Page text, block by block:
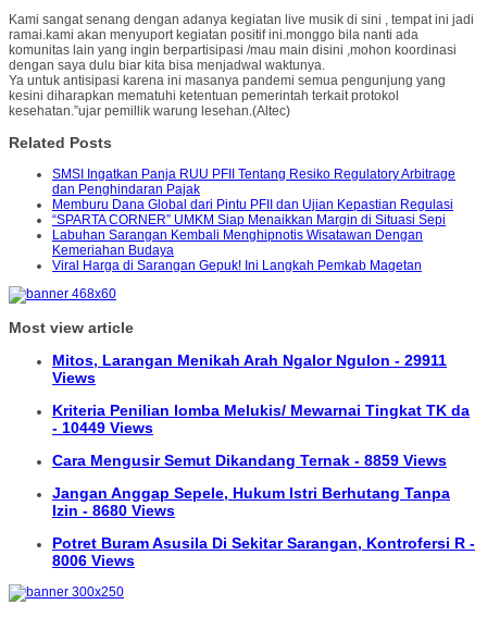
Kami sangat senang dengan adanya kegiatan live musik di sini , tempat ini jadi
ramai.kami akan menyuport kegiatan positif ini.monggo bila nanti ada
komunitas lain yang ingin berpartisipasi /mau main disini ,mohon koordinasi
dengan saya dulu biar kita bisa menjadwal waktunya.
Ya untuk antisipasi karena ini masanya pandemi semua pengunjung yang
kesini diharapkan mematuhi ketentuan pemerintah terkait protokol
kesehatan.”ujar pemillik warung lesehan.(Altec)
Related Posts
SMSI Ingatkan Panja RUU PFII Tentang Resiko Regulatory Arbitrage
dan Penghindaran Pajak
Memburu Dana Global dari Pintu PFII dan Ujian Kepastian Regulasi
“SPARTA CORNER” UMKM Siap Menaikkan Margin di Situasi Sepi
Labuhan Sarangan Kembali Menghipnotis Wisatawan Dengan
Kemeriahan Budaya
Viral Harga di Sarangan Gepuk! Ini Langkah Pemkab Magetan
Most view article
Mitos, Larangan Menikah Arah Ngalor Ngulon - 29911
Views
Kriteria Penilian lomba Melukis/ Mewarnai Tingkat TK da
- 10449 Views
Cara Mengusir Semut Dikandang Ternak - 8859 Views
Jangan Anggap Sepele, Hukum Istri Berhutang Tanpa
Izin - 8680 Views
Potret Buram Asusila Di Sekitar Sarangan, Kontrofersi R -
8006 Views